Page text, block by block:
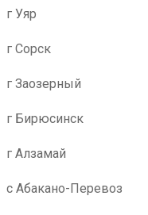
г Уяр
г Сорск
г Заозерный
г Бирюсинск
г Алзамай
с Абакано-Перевоз